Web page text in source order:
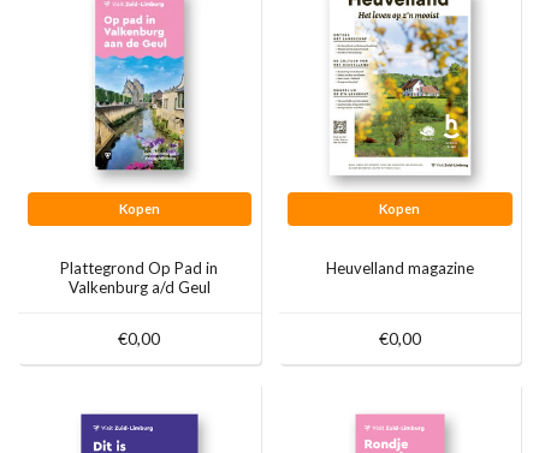
Kopen
Plattegrond Op Pad in
Valkenburg a/d Geul
€0,00
Kopen
Heuvelland magazine
€0,00